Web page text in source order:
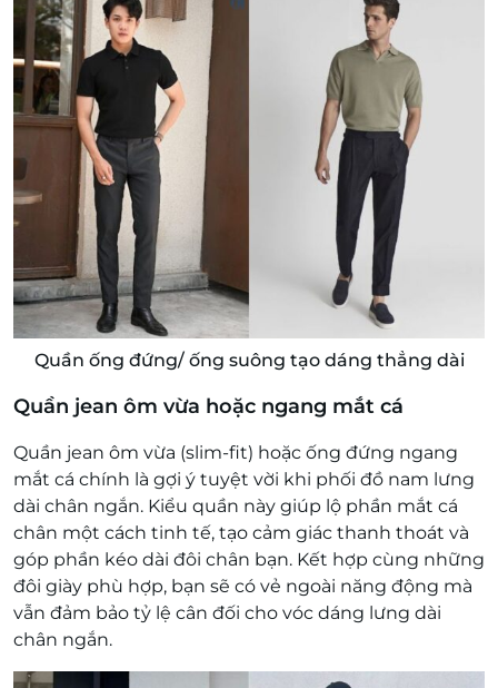
Quần ống đứng/ ống suông tạo dáng thẳng dài
Quần jean ôm vừa hoặc ngang mắt cá
Quần jean ôm vừa (slim-fit) hoặc ống đứng ngang
mắt cá chính là gợi ý tuyệt vời khi phối đồ nam lưng
dài chân ngắn. Kiểu quần này giúp lộ phần mắt cá
chân một cách tinh tế, tạo cảm giác thanh thoát và
góp phần kéo dài đôi chân bạn. Kết hợp cùng những
đôi giày phù hợp, bạn sẽ có vẻ ngoài năng động mà
vẫn đảm bảo tỷ lệ cân đối cho vóc dáng lưng dài
chân ngắn.